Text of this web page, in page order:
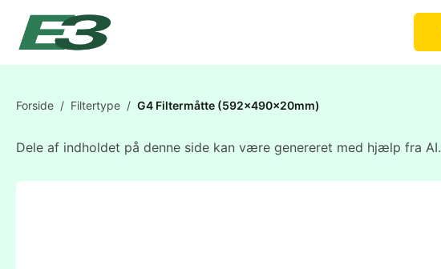
Forside / Filtertype / G4 Filtermåtte (592x490x20mm)
Dele af indholdet på denne side kan være genereret med hjælp fra AI.